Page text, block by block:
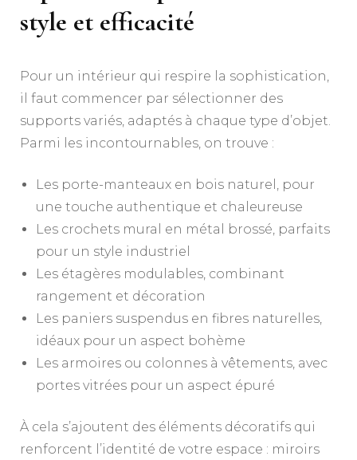
style et efficacité
Pour un intérieur qui respire la sophistication,
il faut commencer par sélectionner des
supports variés, adaptés à chaque type d’objet.
Parmi les incontournables, on trouve :
Les porte-manteaux en bois naturel, pour
une touche authentique et chaleureuse
Les crochets mural en métal brossé, parfaits
pour un style industriel
Les étagères modulables, combinant
rangement et décoration
Les paniers suspendus en fibres naturelles,
idéaux pour un aspect bohème
Les armoires ou colonnes à vêtements, avec
portes vitrées pour un aspect épuré
À cela s’ajoutent des éléments décoratifs qui
renforcent l’identité de votre espace : miroirs